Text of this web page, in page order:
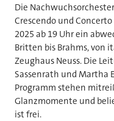
Die
Crescendo und
2025 ab 19 Uhr ein
Britten bis Brahms, von
Zeughaus Neuss. Die
Sassenrath und Martha
Programm stehen
Glanzmomente und
ist frei.